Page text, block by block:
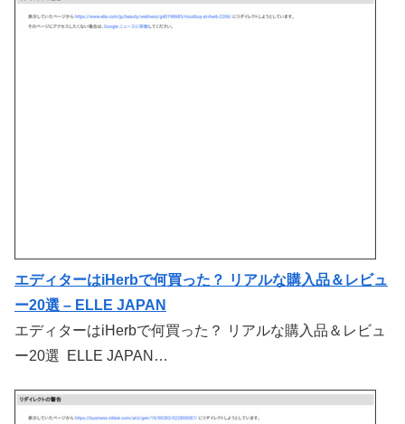
エディターはiHerbで何買った？ リアルな購入品＆レビュ
ー20選 – ELLE JAPAN
エディターはiHerbで何買った？ リアルな購入品＆レビュ
ー20選 ELLE JAPAN…